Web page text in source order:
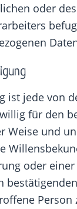
oder des
ist jede von
für den
Weise und
oder
Person